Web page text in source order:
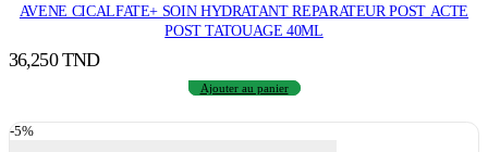
AVENE CICALFATE+ SOIN HYDRATANT REPARATEUR POST ACTE
POST TATOUAGE 40ML
36,250TND
Ajouter au panier
-5%